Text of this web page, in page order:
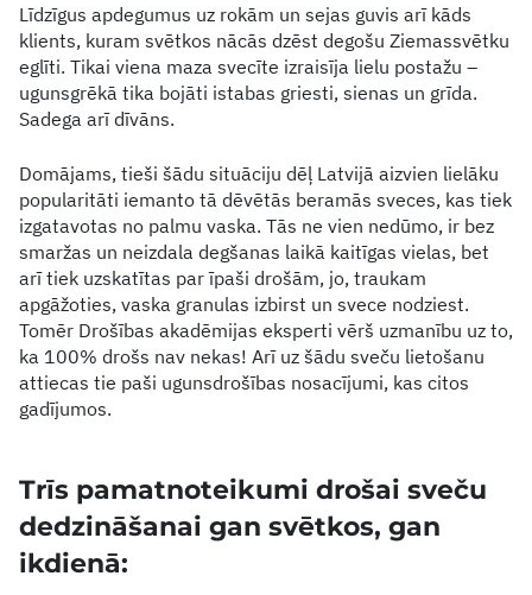
Līdzīgus apdegumus uz rokām un sejas guvis arī kāds
klients, kuram svētkos nācās dzēst degošu Ziemassvētku
eglīti. Tikai viena maza svecīte izraisīja lielu postažu –
ugunsgrēkā tika bojāti istabas griesti, sienas un grīda.
Sadega arī dīvāns.
Domājams, tieši šādu situāciju dēļ Latvijā aizvien lielāku
popularitāti iemanto tā dēvētās beramās sveces, kas tiek
izgatavotas no palmu vaska. Tās ne vien nedūmo, ir bez
smaržas un neizdala degšanas laikā kaitīgas vielas, bet
arī tiek uzskatītas par īpaši drošām, jo, traukam
apgāžoties, vaska granulas izbirst un svece nodziest.
Tomēr Drošības akadēmijas eksperti vērš uzmanību uz to,
ka 100% drošs nav nekas! Arī uz šādu sveču lietošanu
attiecas tie paši ugunsdrošības nosacījumi, kas citos
gadījumos.
Trīs pamatnoteikumi drošai sveču
dedzināšanai gan svētkos, gan
ikdienā: